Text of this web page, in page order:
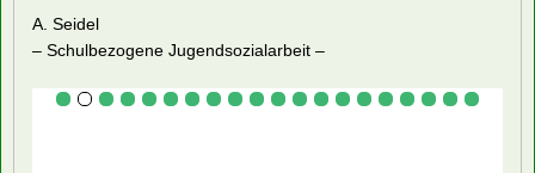
A. Seidel
– Schulbezogene Jugendsozialarbeit –